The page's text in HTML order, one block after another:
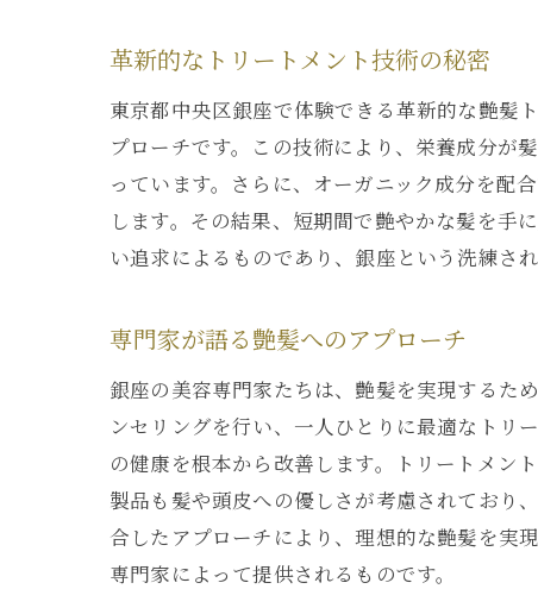
革新的なトリートメント技術の秘密
東京都中央区銀座で体験できる革新的な艶髪
プローチです。この技術により、栄養成分が
っています。さらに、オーガニック成分を配
します。その結果、短期間で艶やかな髪を手
い追求によるものであり、銀座という洗練さ
専門家が語る艶髪へのアプローチ
銀座の美容専門家たちは、艶髪を実現するた
ンセリングを行い、一人ひとりに最適なトリ
の健康を根本から改善します。トリートメン
製品も髪や頭皮への優しさが考慮されており
合したアプローチにより、理想的な艶髪を実
専門家によって提供されるものです。